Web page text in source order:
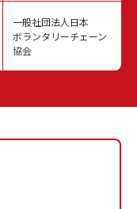
一般社団法人日本
ボランタリーチェーン
協会